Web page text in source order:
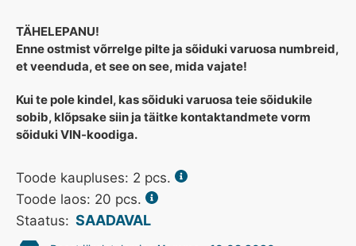
TÄHELEPANU!
Enne ostmist võrrelge pilte ja sõiduki varuosa numbreid,
et veenduda, et see on see, mida vajate!
Kui te pole kindel, kas sõiduki varuosa teie sõidukile
sobib, klõpsake siin ja täitke kontaktandmete vorm
sõiduki VIN-koodiga.
Toode kaupluses: 2 pcs.
Toode laos: 20 pcs.
Staatus: SAADAVAL